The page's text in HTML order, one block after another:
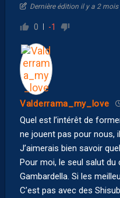
Dernière édition il y a 2
0 -1
Valderrama_my_love
Quel est l’intérêt de
ne jouent pas pour nous,
J’aimerais bien savoir
Pour moi, le seul salut
Gambardella. Si les
C’est pas avec des